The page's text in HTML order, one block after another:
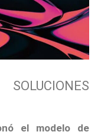
el modelo de